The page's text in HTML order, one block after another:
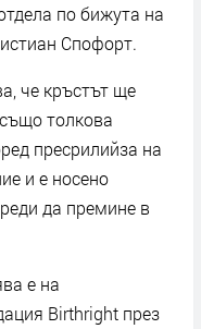
по бижута на
Спофорт.
че кръстът ще
толкова
пресрилийза на
и е носено
да премине в
е на
Birthright през